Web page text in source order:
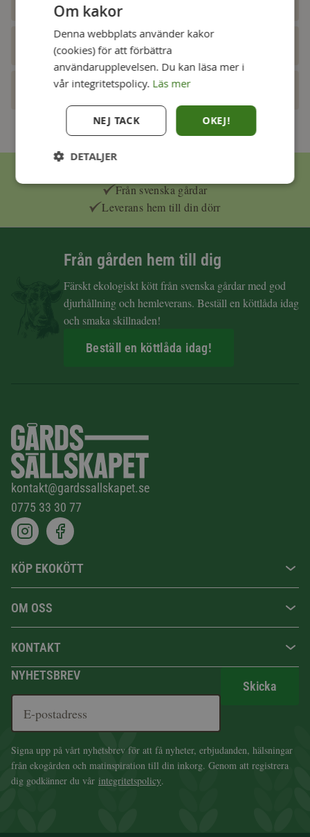
Styckningsschema
Våra produkter
Från svenska gårdar
Leverans hem till din dörr
Från gården hem till dig
Färskt ekologiskt kött från svenska gårdar med god
djurhållning och hemleverans. Beställ en köttlåda idag
och smaka skillnaden!
Beställ en köttlåda idag!
kontakt@gardssallskapet.se
0775 33 30 77
KÖP EKOKÖTT
OM OSS
KONTAKT
NYHETSBREV
Skicka
Signa upp på vårt nyhetsbrev för att få nyheter, erbjudanden, hälsningar
från ekogården och matinspiration till din inkorg. Genom att registrera
dig godkänner du vår integritetspolicy.
Om kakor
Denna webbplats använder kakor
(cookies) för att förbättra
användarupplevelsen. Du kan läsa mer i
vår integritetspolicy. Läs mer
OKEJ!
NEJ TACK
DETALJER